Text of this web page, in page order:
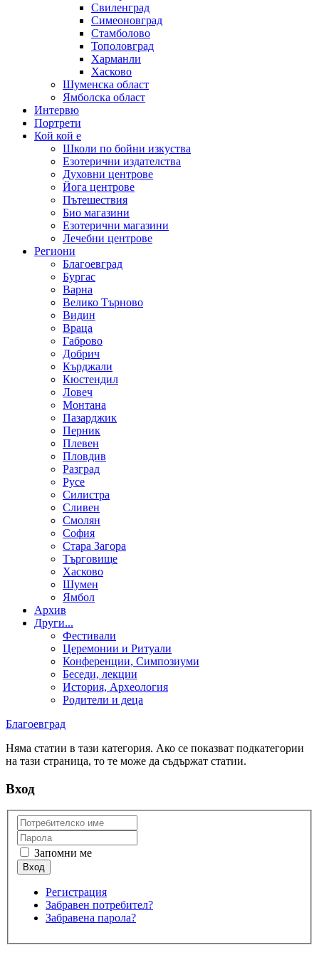
Свиленград
Симеоновград
Стамболово
Тополовград
Харманли
Хасково
Шуменска област
Ямболска област
Интервю
Портрети
Кой кой е
Школи по бойни изкуства
Езотерични издателства
Духовни центрове
Йога центрове
Пътешествия
Био магазини
Езотерични магазини
Лечебни центрове
Региони
Благоевград
Бургас
Варна
Велико Търново
Видин
Враца
Габрово
Добрич
Кърджали
Кюстендил
Ловеч
Монтана
Пазарджик
Перник
Плевен
Пловдив
Разград
Русе
Силистра
Сливен
Смолян
София
Стара Загора
Търговище
Хасково
Шумен
Ямбол
Aрхив
Други...
Фестивали
Церемонии и Ритуали
Конференции, Симпозиуми
Беседи, лекции
История, Археология
Родители и деца
Благоевград
Няма статии в тази категория. Ако се показват подкатегории
на тази страница, то те може да съдържат статии.
Вход
Запомни ме
Регистрация
Забравен потребител?
Забравена парола?